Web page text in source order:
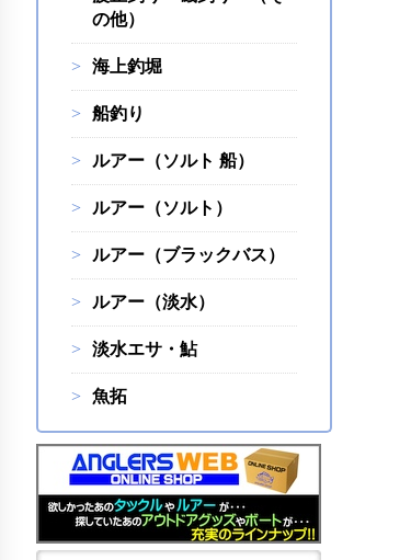
の他）
海上釣堀
船釣り
ルアー（ソルト 船）
ルアー（ソルト）
ルアー（ブラックバス）
ルアー（淡水）
淡水エサ・鮎
魚拓